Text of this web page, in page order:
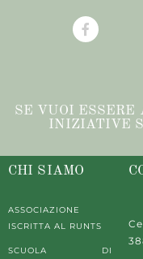
SE VUOI ESSERE
INIZIATIVE
CHI SIAMO
ASSOCIAZIONE
ISCRITTA AL RUNTS
SCUOLA DI